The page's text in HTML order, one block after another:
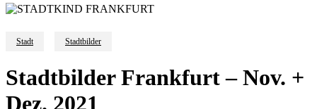
Stadt Stadtbilder
Stadtbilder Frankfurt – Nov. +
Dez. 2021